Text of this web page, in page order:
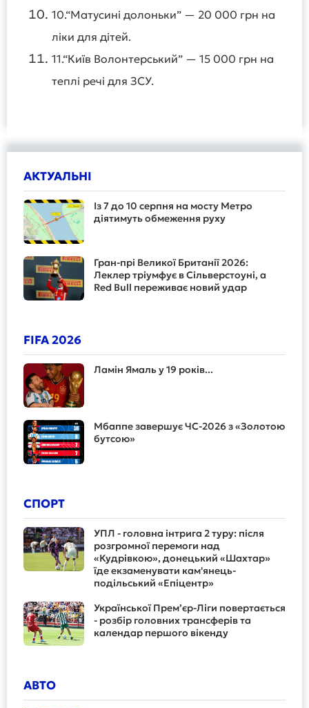
10.“Матусині долоньки” — 20 000 грн на
ліки для дітей.
11.“Київ Волонтерський” — 15 000 грн на
теплі речі для ЗСУ.
АКТУАЛЬНІ
Із 7 до 10 серпня на мосту Метро
діятимуть обмеження руху
Гран-прі Великої Британії 2026:
Леклер тріумфує в Сільверстоуні, а
Red Bull переживає новий удар
FIFA 2026
Ламін Ямаль у 19 років...
Мбаппе завершує ЧС-2026 з «Золотою
бутсою»
СПОРТ
УПЛ - головна інтрига 2 туру: після
розгромної перемоги над
«Кудрівкою», донецький «Шахтар»
їде екзаменувати кам'янець-
подільський «Епіцентр»
Української Прем’єр-Ліги повертається
- розбір головних трансферів та
календар першого вікенду
АВТО